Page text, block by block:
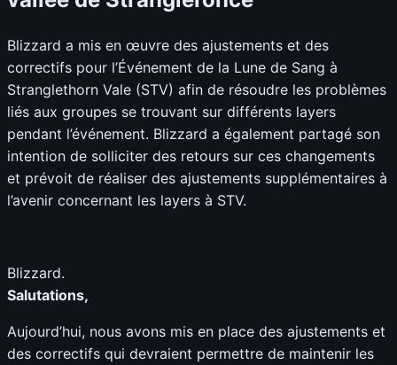
Blizzard a mis en œuvre des ajustements et des
correctifs pour l’Événement de la Lune de Sang à
Stranglethorn Vale (STV) afin de résoudre les problèmes
liés aux groupes se trouvant sur différents layers
pendant l’événement. Blizzard a également partagé son
intention de solliciter des retours sur ces changements
et prévoit de réaliser des ajustements supplémentaires à
l’avenir concernant les layers à STV.
Blizzard.
Salutations,
Aujourd’hui, nous avons mis en place des ajustements et
des correctifs qui devraient permettre de maintenir les